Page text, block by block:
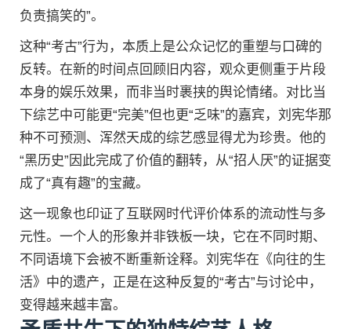
负责搞笑的”。
这种“考古”行为，本质上是公众记忆的重塑与口碑的
反转。在新的时间点回顾旧内容，观众更侧重于片段
本身的娱乐效果，而非当时裹挟的舆论情绪。对比当
下综艺中可能更“完美”但也更“乏味”的嘉宾，刘宪华那
种不可预测、浑然天成的综艺感显得尤为珍贵。他的
“黑历史”因此完成了价值的翻转，从“招人厌”的证据变
成了“真有趣”的宝藏。
这一现象也印证了互联网时代评价体系的流动性与多
元性。一个人的形象并非铁板一块，它在不同时期、
不同语境下会被不断重新诠释。刘宪华在《向往的生
活》中的遗产，正是在这种反复的“考古”与讨论中，
变得越来越丰富。